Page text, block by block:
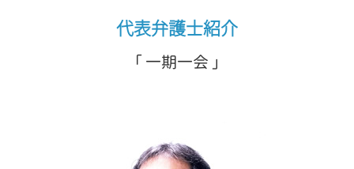
代表弁護士紹介
「 一期一会 」